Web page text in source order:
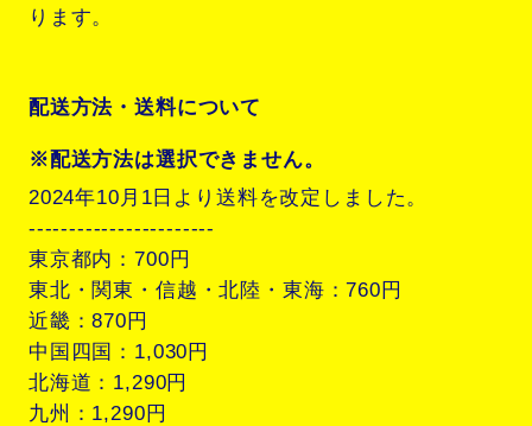
ります。
配送方法・送料について
※配送方法は選択できません。
2024年10月1日より送料を改定しました。
-----------------------
東京都内：700円
東北・関東・信越・北陸・東海：760円
近畿：870円
中国四国：1,030円
北海道：1,290円
九州：1,290円